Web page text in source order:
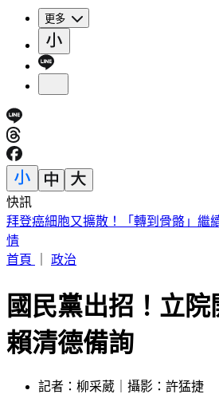
更多
快訊
慈濟買疫苗遭詐「台積電、永齡沒事
中
首頁
政治
國民黨出招！立
賴清德備詢
記者：柳采葳｜攝影：許猛捷